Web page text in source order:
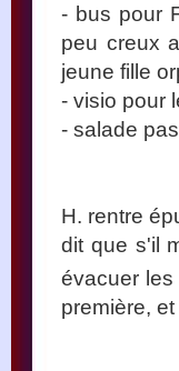
- bus pour
peu creux
jeune fille
- visio pour
- salade
H. rentre
dit que s'il
évacuer
première,